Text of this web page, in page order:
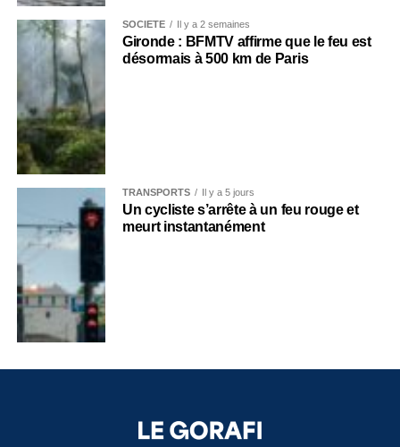
SOCIÉTÉ Il y a 2 semaines
Gironde : BFMTV affirme que le feu est
désormais à 500 km de Paris
TRANSPORTS Il y a 5 jours
Un cycliste s’arrête à un feu rouge et
meurt instantanément